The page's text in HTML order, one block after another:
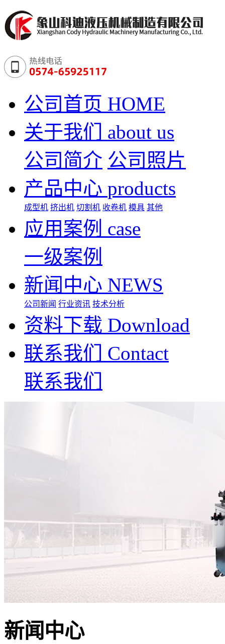
公司首页 HOME
关于我们
about us
公司简介 公司照片
产品中心 products
成型机 挤出机 切割机 收卷机 模具 其他
应用案例 case
一级案例
新闻中心 NEWS
公司新闻 行业资讯 技术分析
资料下载 Download
联系我们
Contact
联系我们
新闻中心